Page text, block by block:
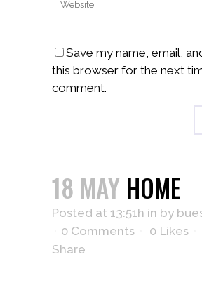
Save my name, email,
this browser for the next
comment.
18 MAY HOME
Posted at 13:51h in by
0 Comments
0 Likes
Share